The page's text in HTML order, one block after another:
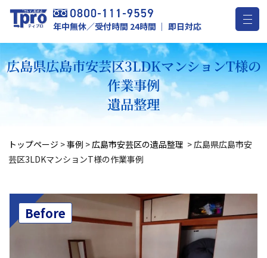
年中無休／受付時間 24時間 ｜ 即日対応
広島県広島市安芸区3LDKマンションT様の
作業事例
遺品整理
トップページ >事例 >広島市安芸区の遺品整理 >広島県広島市安
芸区3LDKマンションT様の作業事例
Before